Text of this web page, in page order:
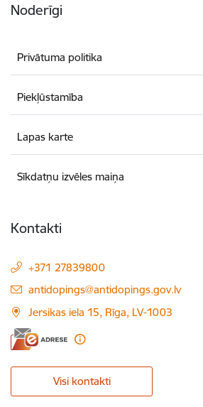
Noderīgi
Privātuma politika
Piekļūstamība
Lapas karte
Sīkdatņu izvēles maiņa
Kontakti
+371 27839800
E-pasts:
antidopings@antidopings.gov.lv
Jersikas iela 15, Rīga, LV-1003
Visi kontakti